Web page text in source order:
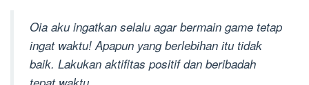
Oia aku ingatkan selalu agar bermain game tetap
ingat waktu! Apapun yang berlebihan itu tidak
baik. Lakukan aktifitas positif dan beribadah